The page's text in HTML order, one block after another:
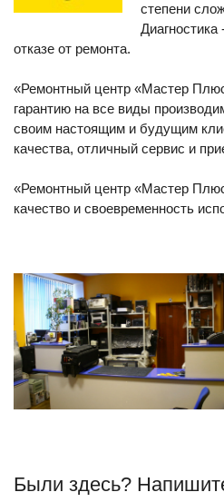
степени
отказе от ремонта.
«Ремонтный центр «Мастер
гарантию на все виды
своим настоящим и будущим
качества, отличный сервис и
«Ремонтный центр «Мастер
Были здесь?